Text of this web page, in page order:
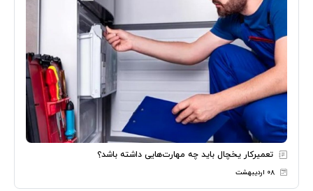
تعمیرکار یخچال باید چه مهارت‌هایی داشته باشد؟
۰۸ اردیبهشت